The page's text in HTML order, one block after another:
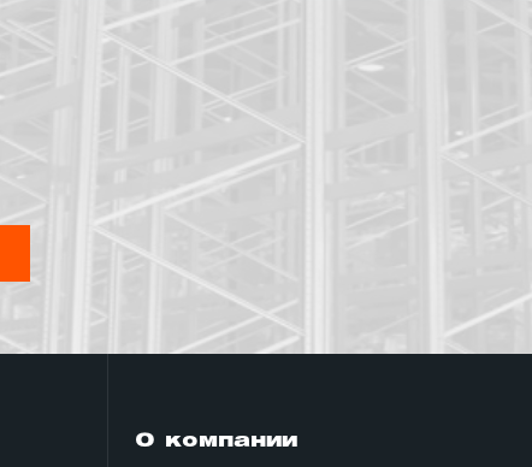
О компании